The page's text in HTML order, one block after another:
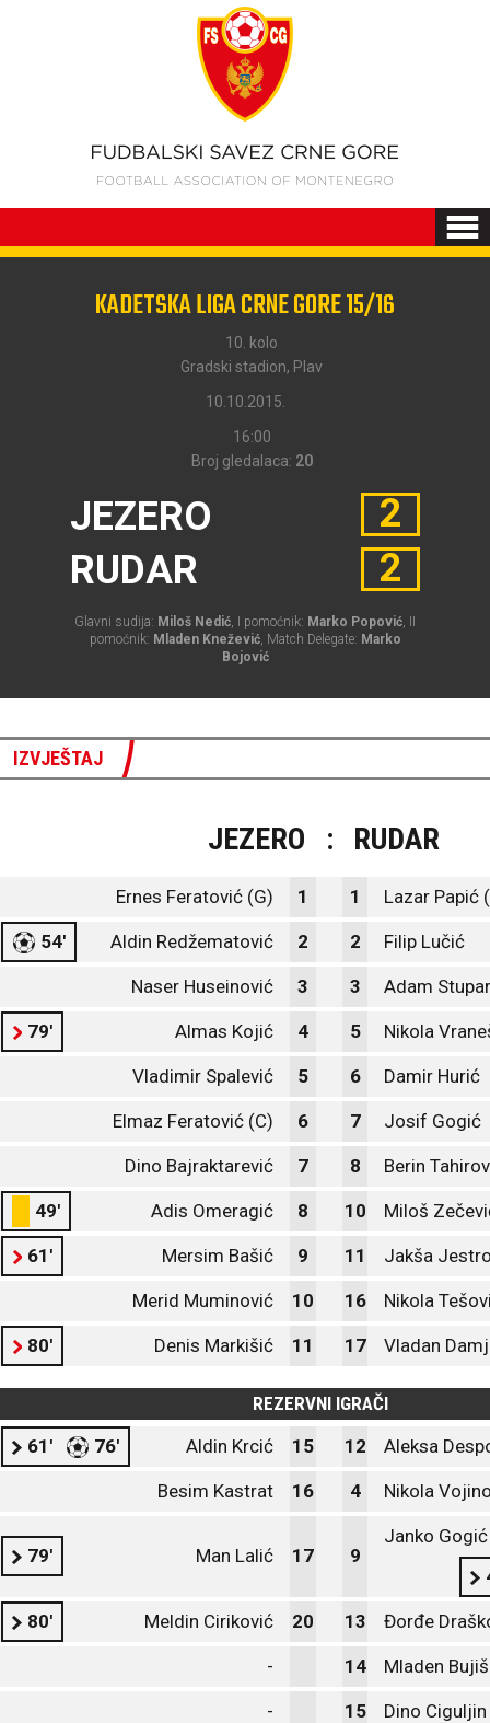
KADETSKA LIGA CRNE GORE 15/16
10. kolo
Gradski stadion, Plav
10.10.2015.
16:00
Broj gledalaca: 20
JEZERO
RUDAR
2
2
Glavni sudija: Miloš Nedić, I pomoćnik: Marko Popović, II
pomoćnik: Mladen Knežević, Match Delegate: Marko
Bojović
IZVJEŠTAJ
JEZERO : RUDAR
Ernes Feratović (G) 1 1 Lazar Papić
54' Aldin Redžematović 2 2 Filip Lučić
Naser Huseinović 3 3 Adam Stupar
79' Almas Kojić 4 5 Nikola
Vladimir Spalević 5 6 Damir Hurić
Elmaz Feratović (C) 6 7 Josif Gogić
Dino Bajraktarević 7 8 Berin
49' Adis Omeragić 8 10 Miloš
61' Mersim Bašić 9 11 Jakša
Merid Muminović 10 16 Nikola
80' Denis Markišić 11 17 Vladan
REZERVNI IGRAČI
61'
76' Aldin Krcić 15 12 Aleksa
Besim Kastrat 16 4 Nikola
79' Man Lalić 17 9
Janko Gogić
80' Meldin Ciriković 20 13 Đorđe
- 14 Mladen
- 15 Dino Ciguljin